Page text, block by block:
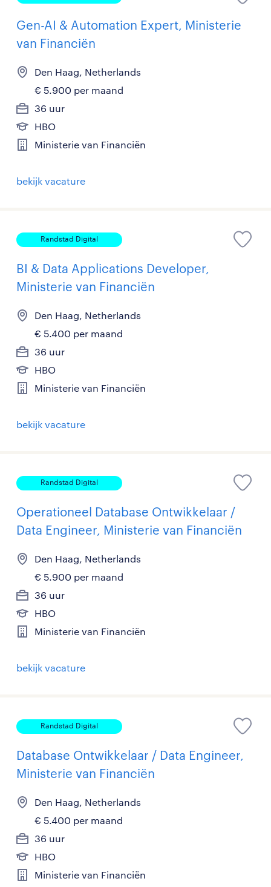
Gen-AI & Automation Expert, Ministerie
van Financiën
Den Haag, Netherlands
€ 5.900 per maand
36 uur
HBO
Ministerie van Financiën
bekijk vacature
Randstad Digital
BI & Data Applications Developer,
Ministerie van Financiën
Den Haag, Netherlands
€ 5.400 per maand
36 uur
HBO
Ministerie van Financiën
bekijk vacature
Randstad Digital
Operationeel Database Ontwikkelaar /
Data Engineer, Ministerie van Financiën
Den Haag, Netherlands
€ 5.900 per maand
36 uur
HBO
Ministerie van Financiën
bekijk vacature
Randstad Digital
Database Ontwikkelaar / Data Engineer,
Ministerie van Financiën
Den Haag, Netherlands
€ 5.400 per maand
36 uur
HBO
Ministerie van Financiën